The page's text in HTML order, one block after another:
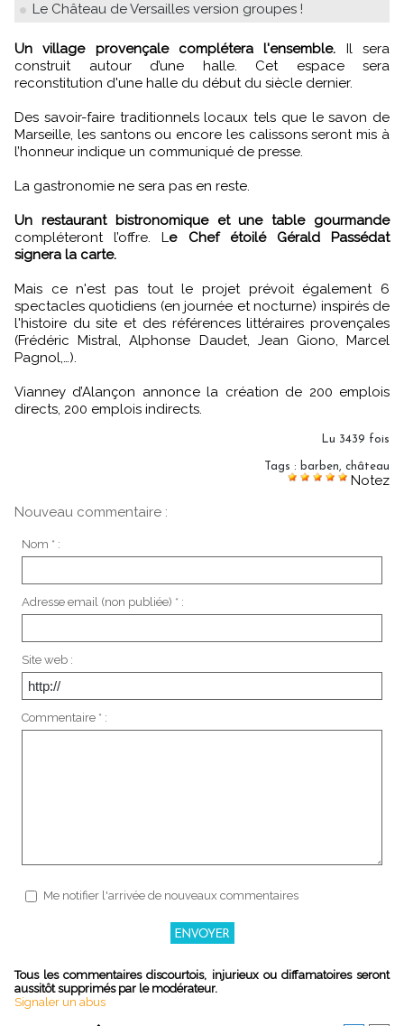
Le Château de Versailles version groupes !
Un village provençale complétera l'ensemble. Il sera
construit autour d’une halle. Cet espace sera
reconstitution d'une halle du début du siècle dernier.
Des savoir-faire traditionnels locaux tels que le savon de
Marseille, les santons ou encore les calissons seront mis à
l’honneur indique un communiqué de presse.
La gastronomie ne sera pas en reste.
Un restaurant bistronomique et une table gourmande
compléteront l’offre. Le Chef étoilé Gérald Passédat
signera la carte.
Mais ce n'est pas tout le projet prévoit également 6
spectacles quotidiens (en journée et nocturne) inspirés de
l'histoire du site et des références littéraires provençales
(Frédéric Mistral, Alphonse Daudet, Jean Giono, Marcel
Pagnol,…).
Vianney d’Alançon annonce la création de 200 emplois
directs, 200 emplois indirects.
Lu 3439 fois
Tags : barben, château
Notez
Nouveau commentaire :
Nom * :
Adresse email (non publiée) * :
Site web :
Commentaire * :
Me notifier l'arrivée de nouveaux commentaires
Tous les commentaires discourtois, injurieux ou diffamatoires seront
aussitôt supprimés par le modérateur.
Signaler un abus